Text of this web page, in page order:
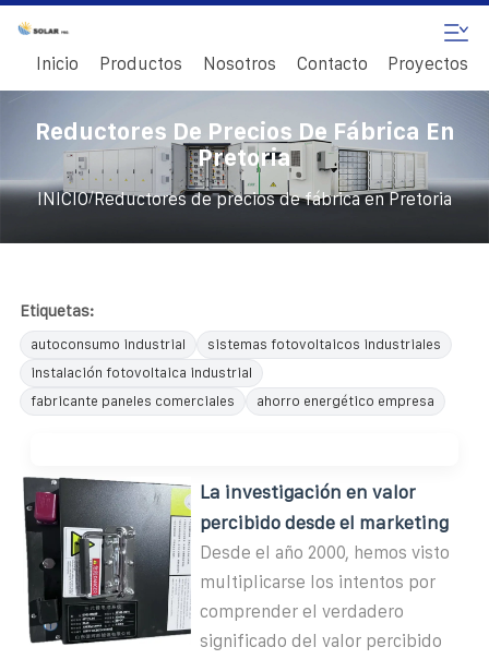
Inicio Productos Nosotros Contacto Proyectos
Reductores De Precios De Fábrica En
Pretoria
INICIO/Reductores de precios de fábrica en Pretoria
Etiquetas:
autoconsumo industrial
sistemas fotovoltaicos industriales
instalación fotovoltaica industrial
fabricante paneles comerciales
ahorro energético empresa
La investigación en valor
percibido desde el marketing
Desde el año 2000, hemos visto
multiplicarse los intentos por
comprender el verdadero
significado del valor percibido